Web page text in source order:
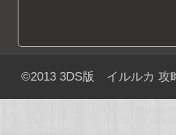
©2013 3DS版 イルルカ 攻